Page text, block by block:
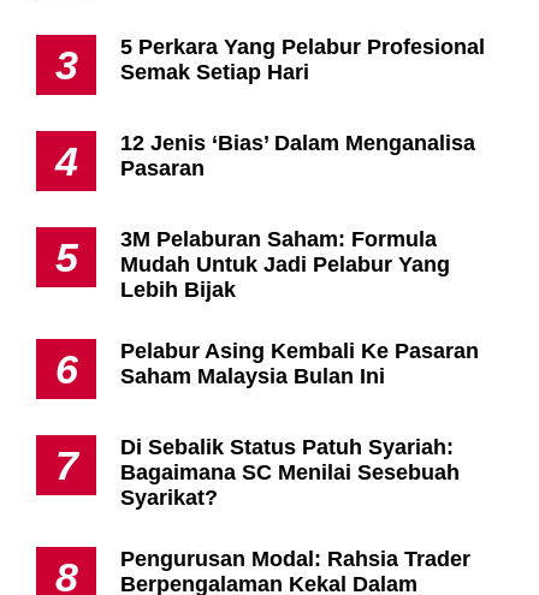
3
5 Perkara Yang Pelabur Profesional
Semak Setiap Hari
4
12 Jenis ‘Bias’ Dalam Menganalisa
Pasaran
5
3M Pelaburan Saham: Formula
Mudah Untuk Jadi Pelabur Yang
Lebih Bijak
6
Pelabur Asing Kembali Ke Pasaran
Saham Malaysia Bulan Ini
7
Di Sebalik Status Patuh Syariah:
Bagaimana SC Menilai Sesebuah
Syarikat?
8
Pengurusan Modal: Rahsia Trader
Berpengalaman Kekal Dalam